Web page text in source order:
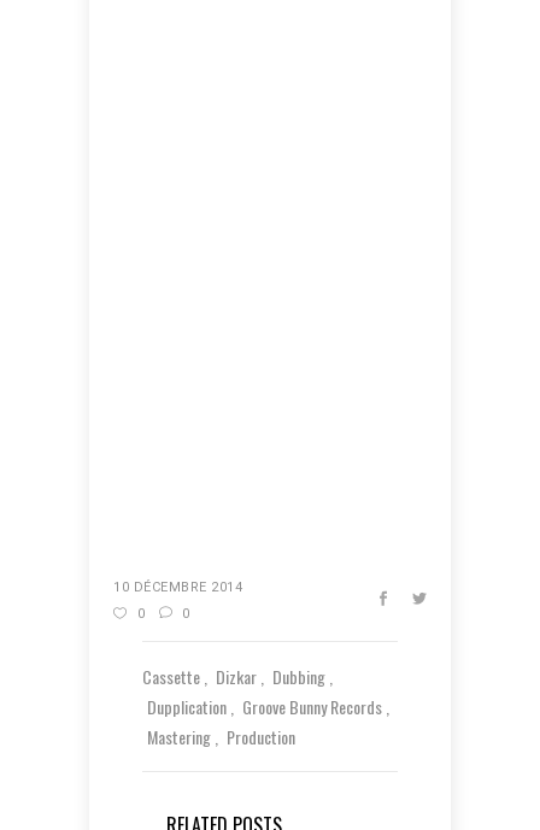
10 DÉCEMBRE 2014
0
0
Cassette Dizkar
Dubbing
Dupplication
Groove Bunny Records
Mastering
Production